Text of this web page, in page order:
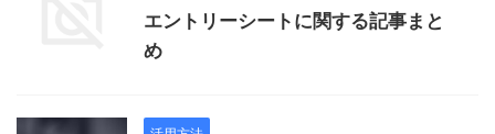
エントリーシートに関する記事まと
め